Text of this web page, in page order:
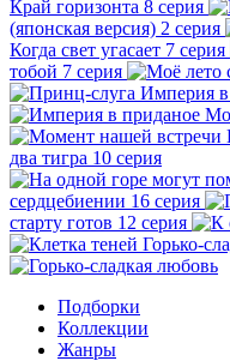
Край горизонта 8 серия
(японская версия) 2 серия
Когда свет угасает 7 серия
тобой 7 серия
Империя
два тигра 10 серия
сердцебиении 16 серия
старту готов 12 серия
Горько-
Подборки
Коллекции
Жанры